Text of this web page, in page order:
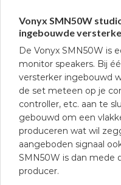
Vonyx SMN50W
ingebouwde
De Vonyx SMN50W is
monitor speakers. Bij
versterker ingebouwd
de set meteen op je
controller, etc. aan te
gebouwd om een
produceren wat wil
aangeboden signaal
SMN50W is dan mede
producer.